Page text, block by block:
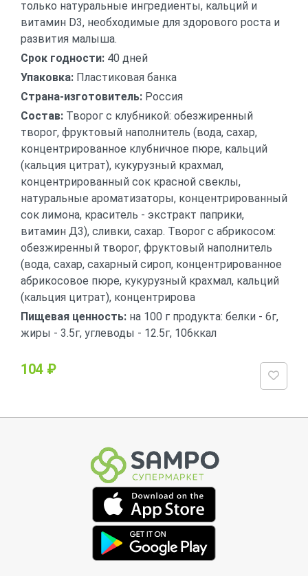
только натуральные ингредиенты, кальций и
витамин D3, необходимые для здорового роста и
развития малыша.
Срок годности: 40 дней
Упаковка: Пластиковая банка
Страна-изготовитель: Россия
Состав: Творог с клубникой: обезжиренный
творог, фруктовый наполнитель (вода, сахар,
концентрированное клубничное пюре, кальций
(кальция цитрат), кукурузный крахмал,
концентрированный сок красной свеклы,
натуральные ароматизаторы, концентрированный
сок лимона, краситель - экстракт паприки,
витамин Д3), сливки, сахар. Творог с абрикосом:
обезжиренный творог, фруктовый наполнитель
(вода, сахар, сахарный сироп, концентрированное
абрикосовое пюре, кукурузный крахмал, кальций
(кальция цитрат), концентрирова
Пищевая ценность: на 100 г продукта: белки - 6г,
жиры - 3.5г, углеводы - 12.5г, 106ккал
104 ₽